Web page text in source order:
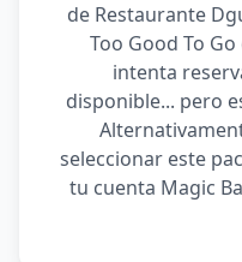
de Restaurante
Too Good To
intenta
disponible... pero
seleccionar este
tu cuenta Magic